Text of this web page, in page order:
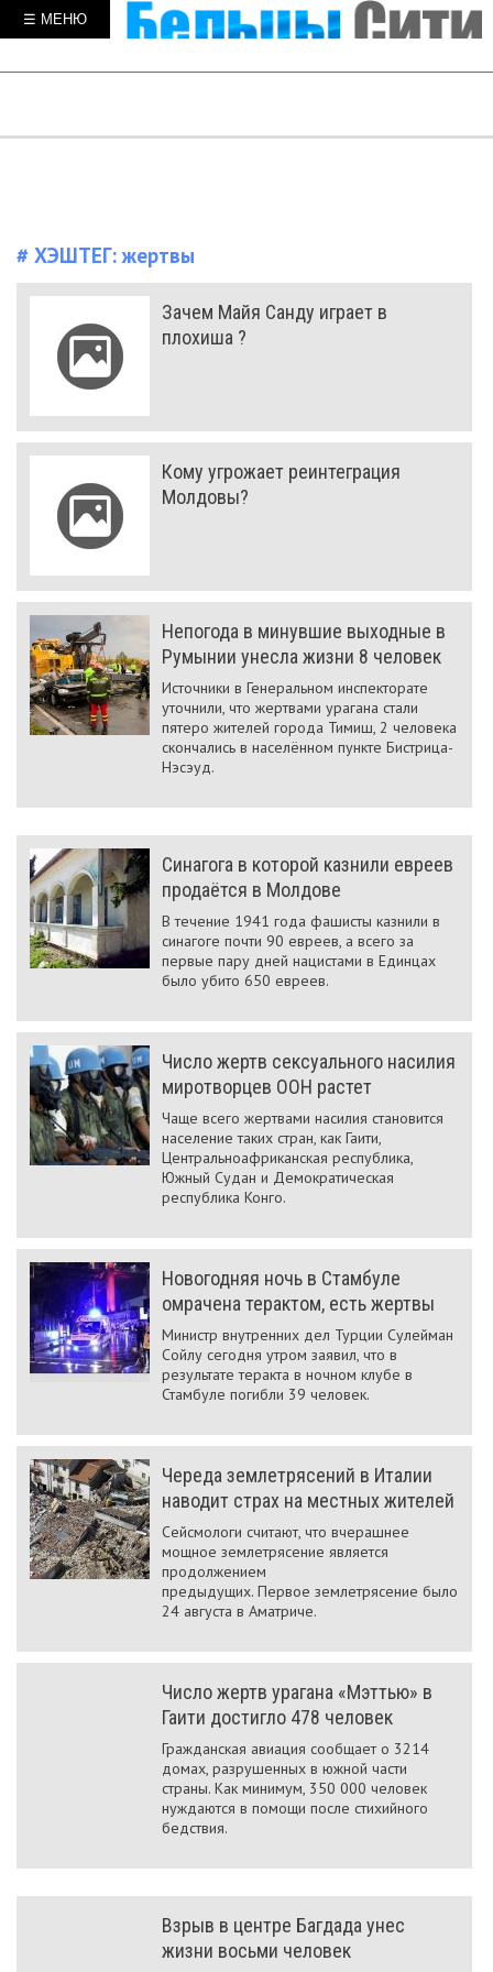
☰ МЕНЮ
# ХЭШТЕГ:жертвы
Зачем Майя Санду играет в
плохиша ?
Кому угрожает реинтеграция
Молдовы?
Непогода в минувшие выходные в
Румынии унесла жизни 8 человек
Источники в Генеральном инспекторате
уточнили, что жертвами урагана стали
пятеро жителей города Тимиш, 2 человека
скончались в населённом пункте Бистрица-
Нэсэуд.
Синагога в которой казнили евреев
продаётся в Молдове
В течение 1941 года фашисты казнили в
синагоге почти 90 евреев, а всего за
первые пару дней нацистами в Единцах
было убито 650 евреев.
Число жертв сексуального насилия
миротворцев ООН растет
Чаще всего жертвами насилия становится
население таких стран, как Гаити,
Центральноафриканская республика,
Южный Судан и Демократическая
республика Конго.
Новогодняя ночь в Стамбуле
омрачена терактом, есть жертвы
Министр внутренних дел Турции Сулейман
Сойлу сегодня утром заявил, что в
результате теракта в ночном клубе в
Стамбуле погибли 39 человек.
Череда землетрясений в Италии
наводит страх на местных жителей
Сейсмологи считают, что вчерашнее
мощное землетрясение является
продолжением
предыдущих. Первое землетрясение было
24 августа в Аматриче.
Число жертв урагана «Мэттью» в
Гаити достигло 478 человек
Гражданская авиация сообщает о 3214
домах, разрушенных в южной части
страны. Как минимум, 350 000 человек
нуждаются в помощи после стихийного
бедствия.
Взрыв в центре Багдада унес
жизни восьми человек